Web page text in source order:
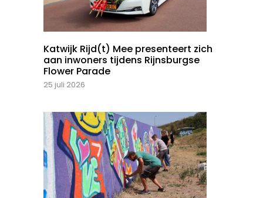
Katwijk Rijd(t) Mee presenteert zich
aan inwoners tijdens Rijnsburgse
Flower Parade
25 juli 2026